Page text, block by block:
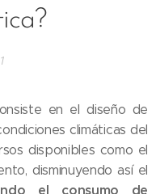
en el diseño de
climáticas del
disponibles como el
disminuyendo así el
el consumo de